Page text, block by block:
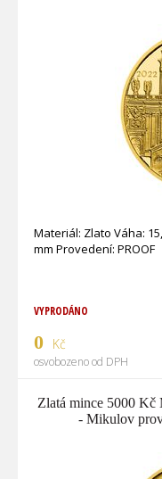
Materiál: Zlato Váha:
VYPRODÁNO
0 Kč
osvobozeno od DPH
Zlatá mince 5000 Kč
- Mikulov